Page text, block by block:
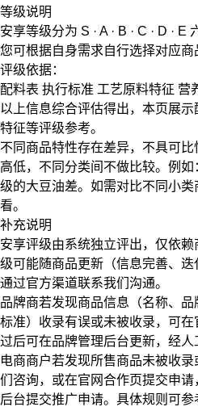
等级说明
安享等级分为 S · A · B · C · D · E
您可根据自身需求自行选择对应商
评级依据：
配料表 执行标准 工艺原料特征 营
以上信息综合评估得出，本页展示
特征等评级参考。
不同商品特性存在差异，不具可比
高低，不同分类间不做比较。例
级的大豆油差。如需对比不同小
看。
补充说明
安享评级由系统独立评出，仅依赖
级可能随商品更新（信息完善、
通过官方渠道联系我们沟通。
品牌商若发现商品信息（名称、
标准）收录有误或未被收录，可
过后可在品牌管理后台更新，经人
电商商户若发现所售商品未被收
们咨询，或在官网合作页提交申
后台提交推广申请。具体规则可参